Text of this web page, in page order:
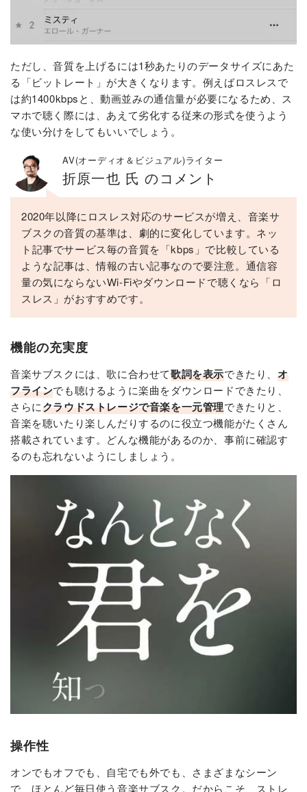
ただし、音質を上げるには1秒あたりのデータサイズにあた
る「ビットレート」が大きくなります。例えばロスレスで
は約1400kbpsと、動画並みの通信量が必要になるため、ス
マホで聴く際には、あえて劣化する従来の形式を使うよう
な使い分けをしてもいいでしょう。
AV(オーディオ＆ビジュアル)ライター
折原一也 氏 のコメント
2020年以降にロスレス対応のサービスが増え、音楽サ
ブスクの音質の基準は、劇的に変化しています。ネッ
ト記事でサービス毎の音質を「kbps」で比較している
ような記事は、情報の古い記事なので要注意。通信容
量の気にならないWi-Fiやダウンロードで聴くなら「ロ
スレス」がおすすめです。
機能の充実度
音楽サブスクには、歌に合わせて歌詞を表示できたり、オ
フラインでも聴けるように楽曲をダウンロードできたり、
さらにクラウドストレージで音楽を一元管理できたりと、
音楽を聴いたり楽しんだりするのに役立つ機能がたくさん
搭載されています。どんな機能があるのか、事前に確認す
るのも忘れないようにしましょう。
操作性
オンでもオフでも、自宅でも外でも、さまざまなシーン
で、ほとんど毎日使う音楽サブスク。だからこそ、ストレ